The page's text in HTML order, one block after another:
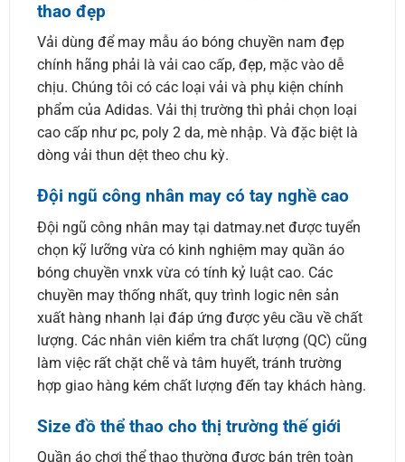
thao đẹp
Vải dùng để may mẫu áo bóng chuyền nam đẹp
chính hãng phải là vải cao cấp, đẹp, mặc vào dễ
chịu. Chúng tôi có các loại vải và phụ kiện chính
phẩm của Adidas. Vải thị trường thì phải chọn loại
cao cấp như pc, poly 2 da, mè nhập. Và đặc biệt là
dòng vải thun dệt theo chu kỳ.
Đội ngũ công nhân may có tay nghề cao
Đội ngũ công nhân may tại datmay.net được tuyển
chọn kỹ lưỡng vừa có kinh nghiệm may quần áo
bóng chuyền vnxk vừa có tính kỷ luật cao. Các
chuyền may thống nhất, quy trình logic nên sản
xuất hàng nhanh lại đáp ứng được yêu cầu về chất
lượng. Các nhân viên kiểm tra chất lượng (QC) cũng
làm việc rất chặt chẽ và tâm huyết, tránh trường
hợp giao hàng kém chất lượng đến tay khách hàng.
Size đồ thể thao cho thị trường thế giới
Quần áo chơi thể thao thường được bán trên toàn